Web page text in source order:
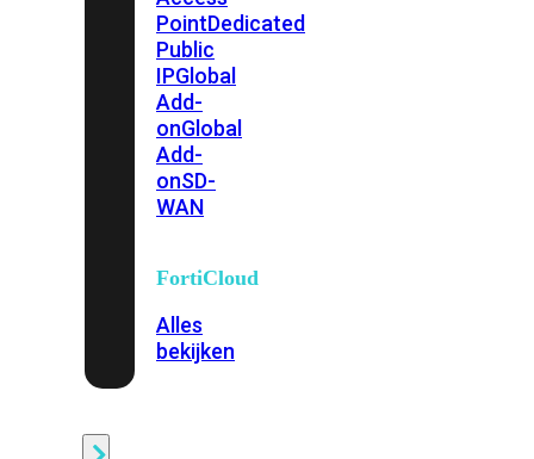
PointDedicated
Public
IPGlobal
Add-
onGlobal
Add-
onSD-
WAN
FortiCloud
Alles
bekijken